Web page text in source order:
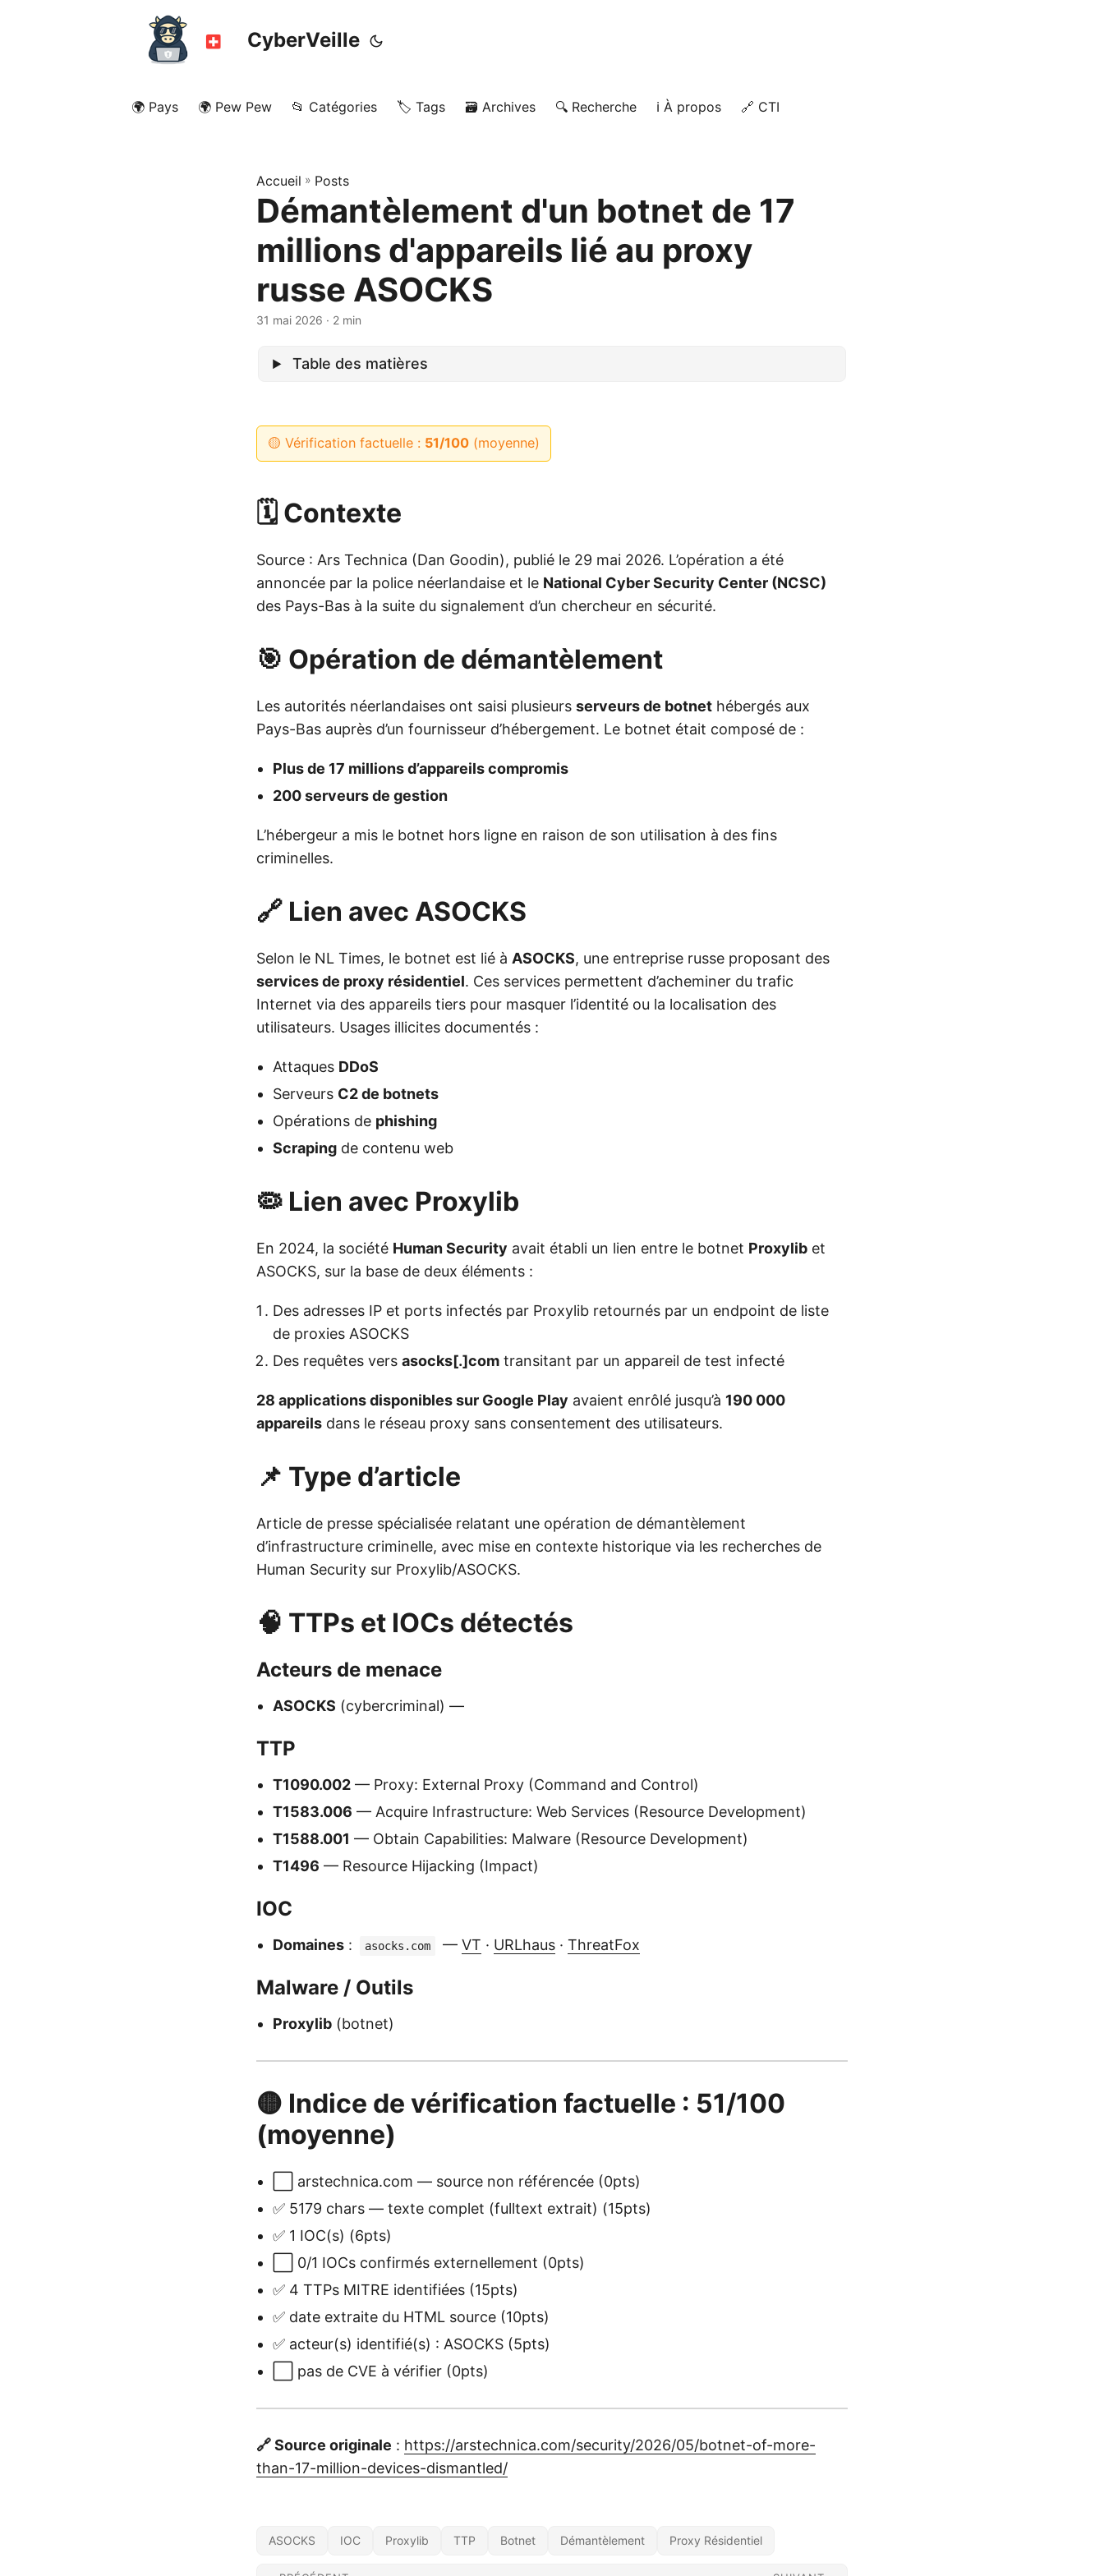
CyberVeille
🌍 Pays 🌍 Pew Pew 📂 Catégories 🏷️ Tags 🗃️ Archives 🔍 Recherche ℹ️ À propos 🔗 CTI
Accueil » Posts
Démantèlement d'un botnet de 17
millions d'appareils lié au proxy
russe ASOCKS
31 mai 2026 · 2 min
Table des matières
🟡 Vérification factuelle : 51/100(moyenne)
🗓️ Contexte
Source : Ars Technica (Dan Goodin), publié le 29 mai 2026. L’opération a été
annoncée par la police néerlandaise et le National Cyber Security Center (NCSC)
des Pays-Bas à la suite du signalement d’un chercheur en sécurité.
🎯 Opération de démantèlement
Les autorités néerlandaises ont saisi plusieurs serveurs de botnet hébergés aux
Pays-Bas auprès d’un fournisseur d’hébergement. Le botnet était composé de :
Plus de 17 millions d’appareils compromis
200 serveurs de gestion
L’hébergeur a mis le botnet hors ligne en raison de son utilisation à des fins
criminelles.
🔗 Lien avec ASOCKS
Selon le NL Times, le botnet est lié à ASOCKS, une entreprise russe proposant des
services de proxy résidentiel. Ces services permettent d’acheminer du trafic
Internet via des appareils tiers pour masquer l’identité ou la localisation des
utilisateurs. Usages illicites documentés :
Attaques DDoS
Serveurs C2 de botnets
Opérations de phishing
Scraping de contenu web
🦠 Lien avec Proxylib
En 2024, la société Human Security avait établi un lien entre le botnet Proxylib et
ASOCKS, sur la base de deux éléments :
Des adresses IP et ports infectés par Proxylib retournés par un endpoint de liste
de proxies ASOCKS
Des requêtes vers asocks[.]com transitant par un appareil de test infecté
28 applications disponibles sur Google Play avaient enrôlé jusqu’à 190 000
appareils dans le réseau proxy sans consentement des utilisateurs.
📌 Type d’article
Article de presse spécialisée relatant une opération de démantèlement
d’infrastructure criminelle, avec mise en contexte historique via les recherches de
Human Security sur Proxylib/ASOCKS.
🧠 TTPs et IOCs détectés
Acteurs de menace
ASOCKS (cybercriminal) —
TTP
T1090.002 — Proxy: External Proxy (Command and Control)
T1583.006 — Acquire Infrastructure: Web Services (Resource Development)
T1588.001 — Obtain Capabilities: Malware (Resource Development)
T1496 — Resource Hijacking (Impact)
IOC
Domaines : asocks.com — VT · URLhaus · ThreatFox
Malware / Outils
Proxylib (botnet)
🟡 Indice de vérification factuelle : 51/100
(moyenne)
⬜ arstechnica.com — source non référencée (0pts)
✅ 5179 chars — texte complet (fulltext extrait) (15pts)
✅ 1 IOC(s) (6pts)
⬜ 0/1 IOCs confirmés externellement (0pts)
✅ 4 TTPs MITRE identifiées (15pts)
✅ date extraite du HTML source (10pts)
✅ acteur(s) identifié(s) : ASOCKS (5pts)
⬜ pas de CVE à vérifier (0pts)
🔗 Source originale : https://arstechnica.com/security/2026/05/botnet-of-more-
than-17-million-devices-dismantled/
ASOCKS IOC Proxylib TTP Botnet Démantèlement Proxy Résidentiel